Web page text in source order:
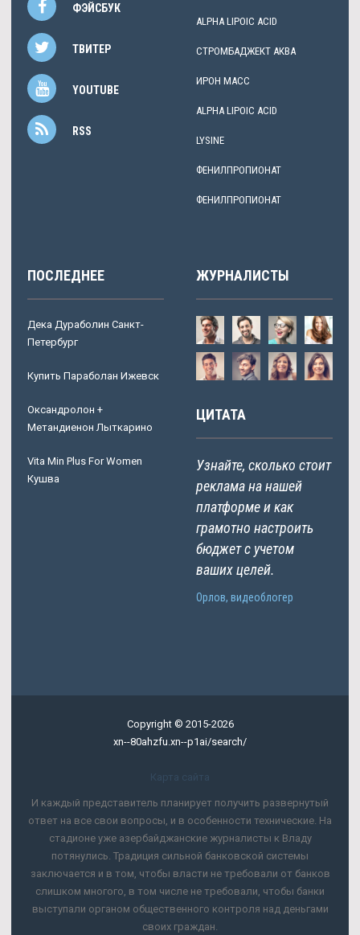
ФЭЙСБУК
ТВИТЕР
YOUTUBE
RSS
ALPHA LIPOIC ACID
СТРОМБАДЖЕКТ АКВА
ИРОН МАСС
ALPHA LIPOIC ACID
LYSINE
ФЕНИЛПРОПИОНАТ
ФЕНИЛПРОПИОНАТ
ПОСЛЕДНЕЕ
Дека Дураболин Санкт-
Петербург
Купить Параболан Ижевск
Оксандролон +
Метандиенон Лыткарино
Vita Min Plus For Women
Кушва
ЖУРНАЛИСТЫ
ЦИТАТА
Узнайте, сколько стоит
реклама на нашей
платформе и как
грамотно настроить
бюджет с учетом
ваших целей.
Орлов, видеоблогер
Copyright © 2015-2026
xn--80ahzfu.xn--p1ai/search/
Карта сайта
И каждый представитель планирует получить развернутый
ответ на все свои вопросы, и в особенности технические. На
стадионе уже азербайджанские журналисты к Владу
потянулись. Традиция сильной банковской системы
заключается и в том, чтобы власти не требовали от банков
слишком многого, в том числе не требовали, чтобы банки
выступали органом общественного контроля над деньгами
своих граждан.